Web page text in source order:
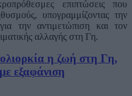
επιπτώσεις που
υπογραμμίζοντας την
την αντιμετώπιση και τον
αλλαγής στη Γη.
η ζωή στη Γη,
εξαφάνιση